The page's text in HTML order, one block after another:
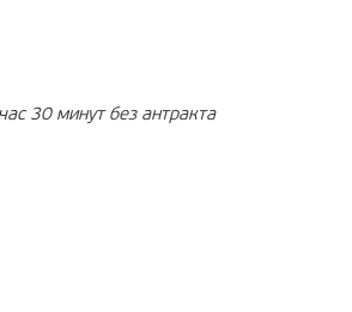
30 минут без антракта